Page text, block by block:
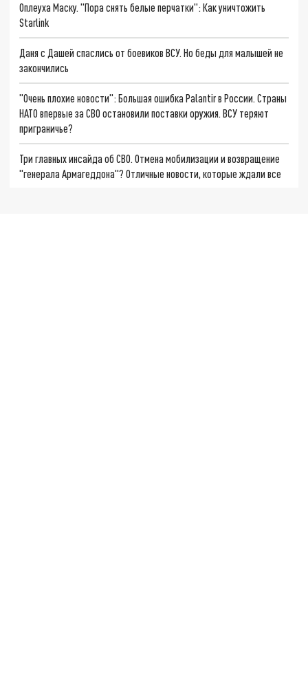
Оплеуха Маску. "Пора снять белые перчатки": Как уничтожить
Starlink
Даня с Дашей спаслись от боевиков ВСУ. Но беды для малышей не
закончились
"Очень плохие новости": Большая ошибка Palantir в России. Страны
НАТО впервые за СВО остановили поставки оружия. ВСУ теряют
приграничье?
Три главных инсайда об СВО. Отмена мобилизации и возвращение
"генерала Армагеддона"? Отличные новости, которые ждали все